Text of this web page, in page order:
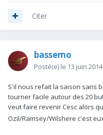
Citer
bassemo
Posté(e) le 13 juin 2014
S'il nous refait la saison sans
tourner facile autour des 20
veut faire revenir Cesc alors
Ozil/Ramsey/Wilshere c'est